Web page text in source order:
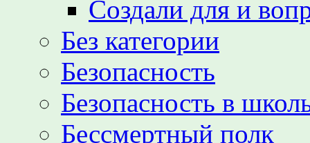
Создали для и
Без категории
Безопасность
Безопасность в
Бессмертный полк